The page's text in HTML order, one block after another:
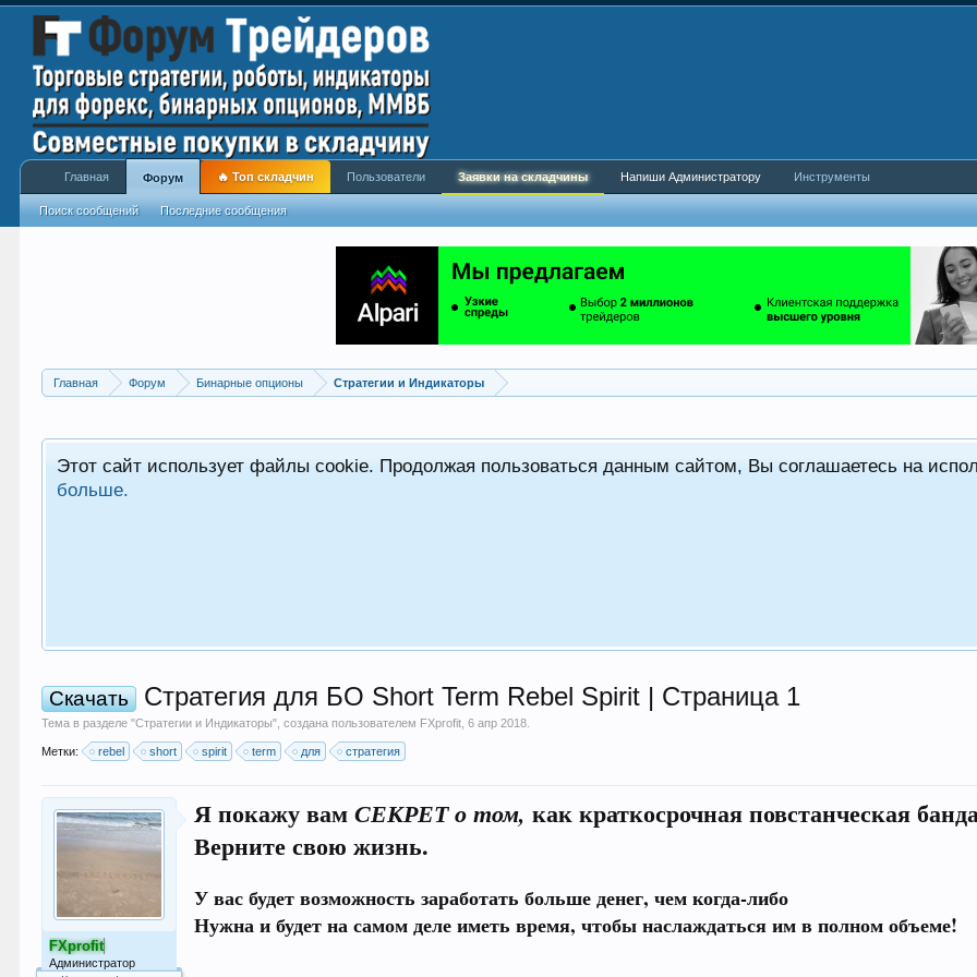
Главная Форум Бинарные опционы Стратегии и Индикаторы
Этот сайт использует файлы cookie. Продолжая пользоваться данным сайтом, Вы соглашаетесь на
больше.
Скачать Стратегия для БО Short Term Rebel Spirit | Страница 1
Тема в разделе "Стратегии и Индикаторы", создана пользователем FXprofit ,6 апр 2018
Метки: rebel short spirit term для стратегия
FXprofit
Администратор
Я покажу вамСЕКРЕТ о том, как краткосрочная повстанческая
Верните свою жизнь.
У вас будет возможность заработать больше денег, чем когда-либо
Нужна и будет на самом деле иметь время, чтобы наслаждаться им в полном объеме!
Главная Форум
Поиск сообщений Последние сообщения
🔥 Топ складчин Пользователи Заявки на складчины Напиши Администратору Инструменты